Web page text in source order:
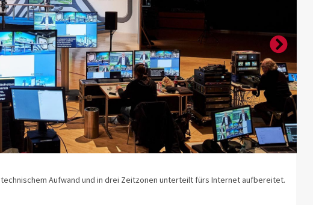
Aufwand und in drei Zeitzonen unterteilt fürs Internet aufbereitet.